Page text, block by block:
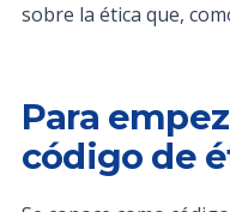
sobre la ética que,
Para
código de